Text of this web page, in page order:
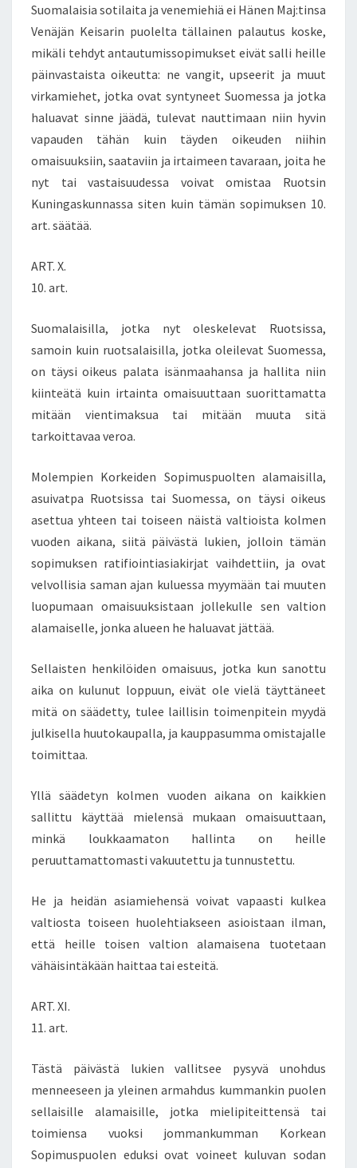
Suomalaisia sotilaita ja venemiehiä ei Hänen Maj:tinsa
Venäjän Keisarin puolelta tällainen palautus koske,
mikäli tehdyt antautumissopimukset eivät salli heille
päinvastaista oikeutta: ne vangit, upseerit ja muut
virkamiehet, jotka ovat syntyneet Suomessa ja jotka
haluavat sinne jäädä, tulevat nauttimaan niin hyvin
vapauden tähän kuin täyden oikeuden niihin
omaisuuksiin, saataviin ja irtaimeen tavaraan, joita he
nyt tai vastaisuudessa voivat omistaa Ruotsin
Kuningaskunnassa siten kuin tämän sopimuksen 10.
art. säätää.
ART. X.
10. art.
Suomalaisilla, jotka nyt oleskelevat Ruotsissa,
samoin kuin ruotsalaisilla, jotka oleilevat Suomessa,
on täysi oikeus palata isänmaahansa ja hallita niin
kiinteätä kuin irtainta omaisuuttaan suorittamatta
mitään vientimaksua tai mitään muuta sitä
tarkoittavaa veroa.
Molempien Korkeiden Sopimuspuolten alamaisilla,
asuivatpa Ruotsissa tai Suomessa, on täysi oikeus
asettua yhteen tai toiseen näistä valtioista kolmen
vuoden aikana, siitä päivästä lukien, jolloin tämän
sopimuksen ratifiointiasiakirjat vaihdettiin, ja ovat
velvollisia saman ajan kuluessa myymään tai muuten
luopumaan omaisuuksistaan jollekulle sen valtion
alamaiselle, jonka alueen he haluavat jättää.
Sellaisten henkilöiden omaisuus, jotka kun sanottu
aika on kulunut loppuun, eivät ole vielä täyttäneet
mitä on säädetty, tulee laillisin toimenpitein myydä
julkisella huutokaupalla, ja kauppasumma omistajalle
toimittaa.
Yllä säädetyn kolmen vuoden aikana on kaikkien
sallittu käyttää mielensä mukaan omaisuuttaan,
minkä loukkaamaton hallinta on heille
peruuttamattomasti vakuutettu ja tunnustettu.
He ja heidän asiamiehensä voivat vapaasti kulkea
valtiosta toiseen huolehtiakseen asioistaan ilman,
että heille toisen valtion alamaisena tuotetaan
vähäisintäkään haittaa tai esteitä.
ART. XI.
11. art.
Tästä päivästä lukien vallitsee pysyvä unohdus
menneeseen ja yleinen armahdus kummankin puolen
sellaisille alamaisille, jotka mielipiteittensä tai
toimiensa vuoksi jommankumman Korkean
Sopimuspuolen eduksi ovat voineet kuluvan sodan